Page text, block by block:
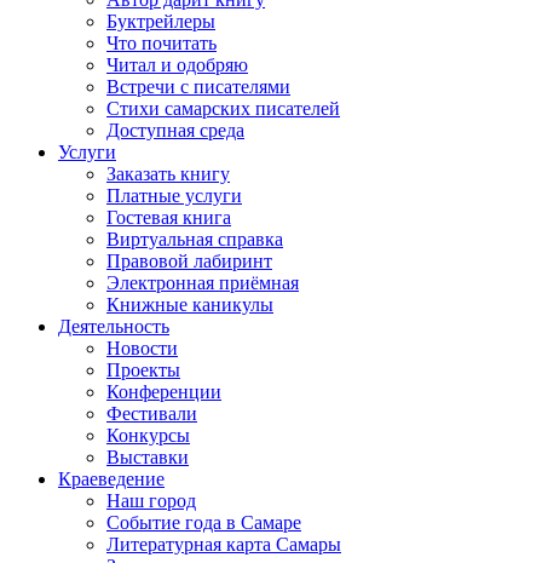
Буктрейлеры
Что почитать
Читал и одобряю
Встречи с писателями
Стихи самарских писателей
Доступная среда
Услуги
Заказать книгу
Платные услуги
Гостевая книга
Виртуальная справка
Правовой лабиринт
Электронная приёмная
Книжные каникулы
Деятельность
Новости
Проекты
Конференции
Фестивали
Конкурсы
Выставки
Краеведение
Наш город
Событие года в Самаре
Литературная карта Самары